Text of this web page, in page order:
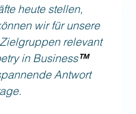
heute stellen,
wir für unsere
relevant
in Business™
Antwort